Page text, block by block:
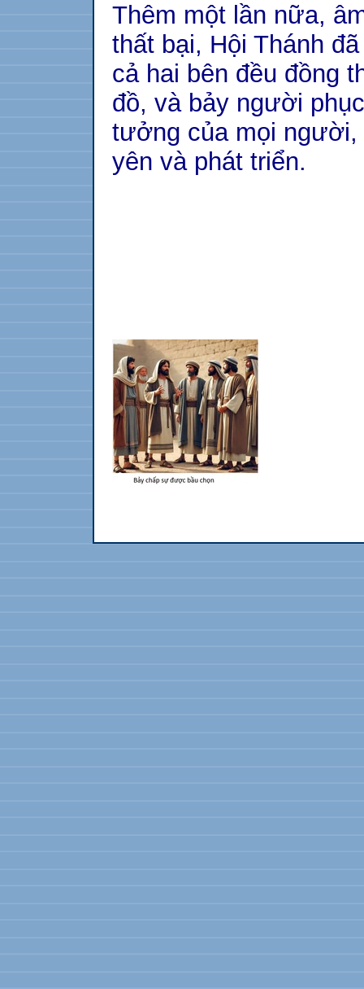
Thêm một lần nữa,
thất bại, Hội Thánh
cả hai bên đều đồng
đồ, và bảy người
tưởng của mọi
yên và phát triển.